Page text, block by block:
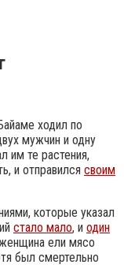
ходил по
мужчин и одну
им те растения,
и отправился своим
которые указал
стало мало, и один
ели мясо
был смертельно